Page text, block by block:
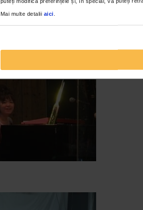
Mai multe detalii aici